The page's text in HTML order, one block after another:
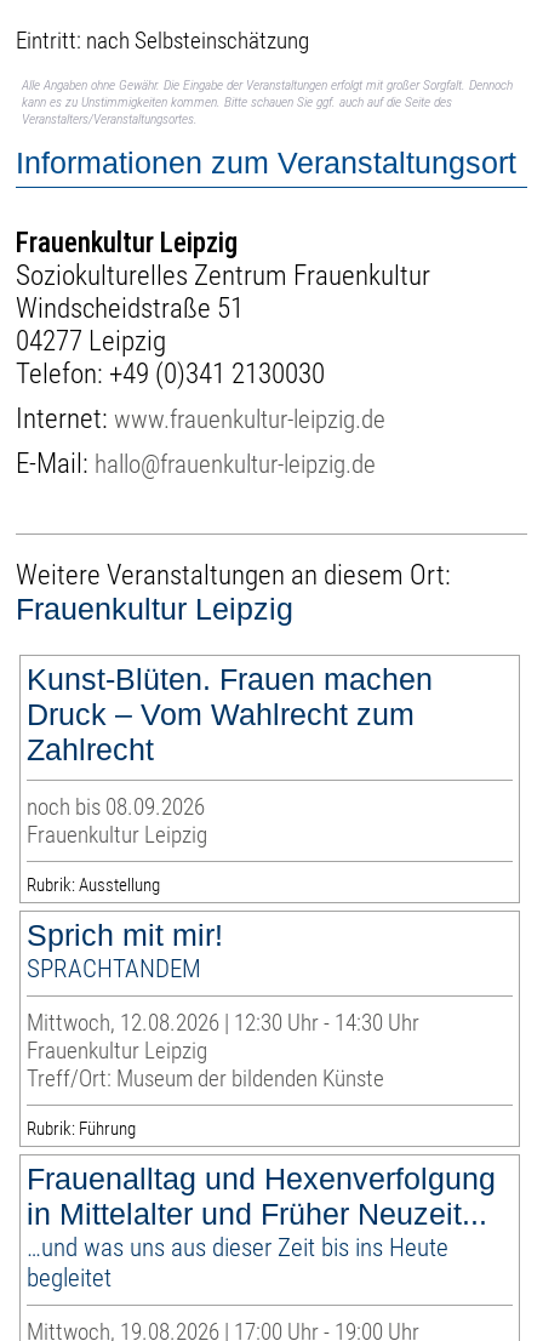
Eintritt: nach Selbsteinschätzung
Alle Angaben ohne Gewähr. Die Eingabe der Veranstaltungen erfolgt mit großer Sorgfalt. Dennoch
kann es zu Unstimmigkeiten kommen. Bitte schauen Sie ggf. auch auf die Seite des
Veranstalters/Veranstaltungsortes.
Informationen zum Veranstaltungsort
Frauenkultur Leipzig
Soziokulturelles Zentrum Frauenkultur
Windscheidstraße 51
04277 Leipzig
Telefon: +49 (0)341 2130030
Internet:www.frauenkultur-leipzig.de
E-Mail: hallo@frauenkultur-leipzig.de
Weitere Veranstaltungen an diesem Ort:
Frauenkultur Leipzig
Kunst-Blüten. Frauen machen
Druck – Vom Wahlrecht zum
Zahlrecht
noch bis 08.09.2026
Frauenkultur Leipzig
Rubrik: Ausstellung
Sprich mit mir!
SPRACHTANDEM
Mittwoch, 12.08.2026 | 12:30 Uhr - 14:30 Uhr
Frauenkultur Leipzig
Treff/Ort: Museum der bildenden Künste
Rubrik: Führung
Frauenalltag und Hexenverfolgung
in Mittelalter und Früher Neuzeit...
…und was uns aus dieser Zeit bis ins Heute
begleitet
Mittwoch, 19.08.2026 | 17:00 Uhr - 19:00 Uhr